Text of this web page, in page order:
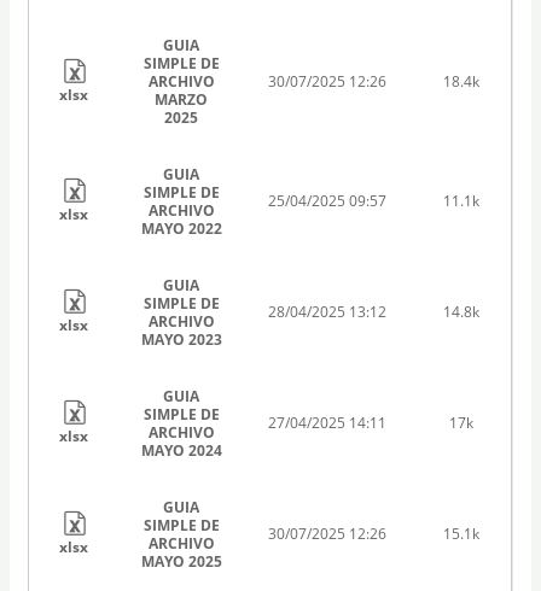
xlsx
GUIA
SIMPLE DE
ARCHIVO
MARZO
2025
30/07/2025 12:26 18.4k
xlsx
GUIA
SIMPLE DE
ARCHIVO
MAYO 2022
25/04/2025 09:57 11.1k
xlsx
GUIA
SIMPLE DE
ARCHIVO
MAYO 2023
28/04/2025 13:12 14.8k
xlsx
GUIA
SIMPLE DE
ARCHIVO
MAYO 2024
27/04/2025 14:11 17k
xlsx
GUIA
SIMPLE DE
ARCHIVO
MAYO 2025
30/07/2025 12:26 15.1k